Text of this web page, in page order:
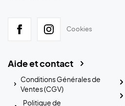
Cookies
Aide et contact
Conditions Générales de
Ventes (CGV)
Politique de